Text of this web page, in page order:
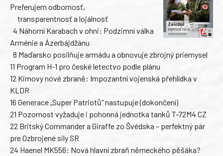
Preferujem odbornosť,
transparentnosť a lojálnosť
4 Náhorní Karabach v ohni: Podzimní válka
Arménie a Ázerbájdžánu
8 Maďarsko posilňuje armádu a obnovuje zbrojný priemysel
11 Program H-1 pro české letectvo podle plánu
12 Kimovy nové zbraně: Impozantní vojenská přehlídka v
KLDR
16 Generace „Super Patriotů“ nastupuje (dokončení)
21 Pozornost vyžaduje i pohonná jednotka tanků T-72M4 CZ
22 Britský Commander a Giraffe zo Švédska – perfektný pár
pre Ozbrojené sily SR
24 Haenel MK556: Nová hlavní zbraň německého pěšáka?